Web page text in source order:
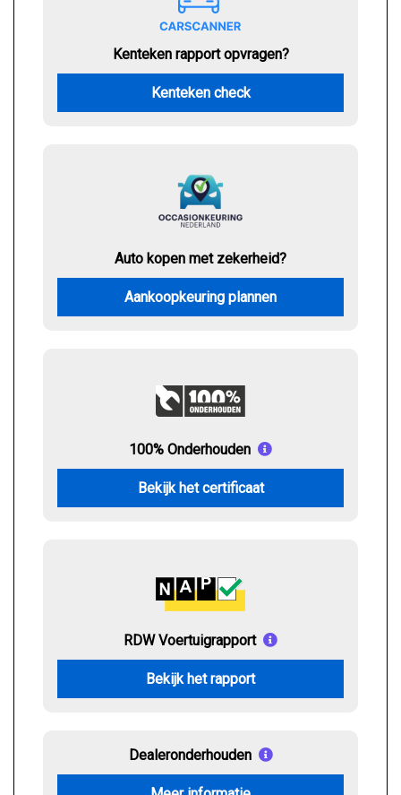
Kenteken rapport opvragen?
Kenteken check
Auto kopen met zekerheid?
Aankoopkeuring plannen
100% Onderhouden
Bekijk het certificaat
RDW Voertuigrapport
Bekijk het rapport
Dealeronderhouden